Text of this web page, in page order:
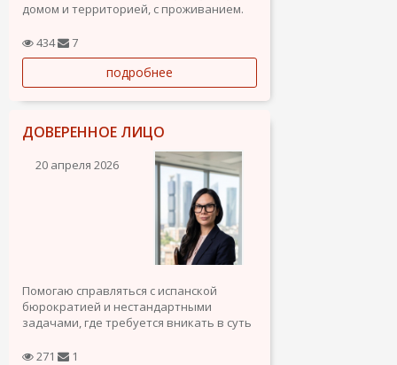
домом и территорией, с проживанием.
Испанский язык на хорошем уровне.
434 7
подробнее
ДОВЕРЕННОЕ ЛИЦО
20 апреля 2026
Помогаю справляться с испанской
бюрократией и нестандартными
задачами, где требуется вникать в суть
Чем занимаюсь на практике:
271 1